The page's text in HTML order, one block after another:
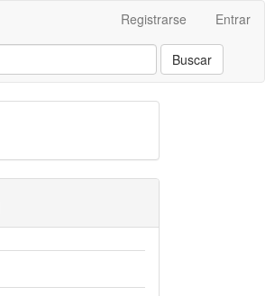
Registrarse Entrar
Buscar